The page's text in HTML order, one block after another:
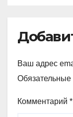
Ваш адрес
Комментарий *